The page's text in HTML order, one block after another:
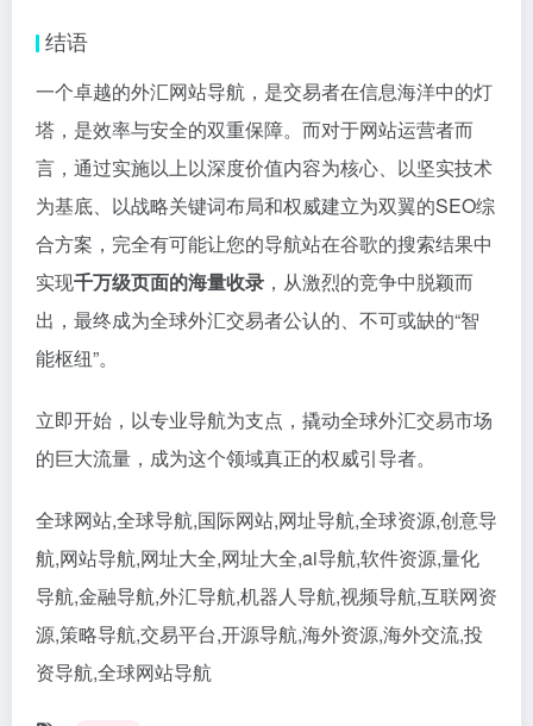
结语
一个卓越的外汇网站导航 ，是交易者在信息海洋中的灯
塔，是效率与安全的双重保障。而对于网站运营者而
言，通过实施以上以深度价值内容为核心、以坚实技术
为基底、以战略关键词布局和权威建立为双翼的SEO综
合方案，完全有可能让您的导航站在谷歌的搜索结果中
实现千万级页面的海量收录 ，从激烈的竞争中脱颖而
出，最终成为全球外汇交易者公认的、不可或缺的“智
能枢纽”。
立即开始，以专业导航为支点，撬动全球外汇交易市场
的巨大流量，成为这个领域真正的权威引导者。
全球网站,全球导航,国际网站,网址导航,全球资源,创意导
航,网站导航,网址大全,网址大全,ai导航,软件资源,量化
导航,金融导航,外汇导航,机器人导航,视频导航,互联网资
源,策略导航,交易平台,开源导航,海外资源,海外交流,投
资导航,全球网站导航